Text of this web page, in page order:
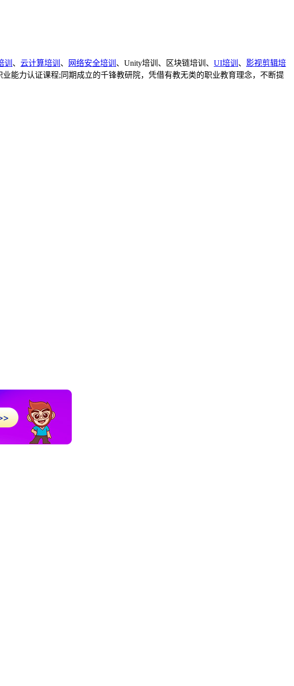
训 、 云计算培训 、 网络安全培训 、Unity培训、区块链培训、 UI培训 、 影视剪辑培
能力认证课程;同期成立的千锋教研院，凭借有教无类的职业教育理念，不断提